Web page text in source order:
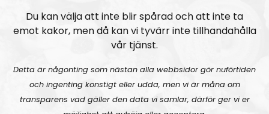
Ansvarig utgivare:
Du kan välja att inte blir spårad och att inte ta
emot kakor, men då kan vi tyvärr inte tillhandahålla
vår tjänst.
Detta är någonting som nästan alla webbsidor gör nuförtiden
och ingenting konstigt eller udda, men vi är måna om
transparens vad gäller den data vi samlar, därför ger vi er